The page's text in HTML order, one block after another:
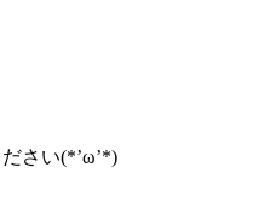
さい(*’ω’*)